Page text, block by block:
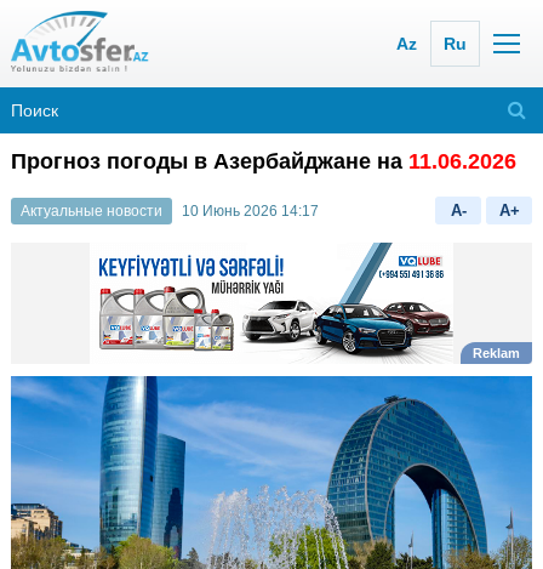
Az Ru
Прогноз погоды в Азербайджане на 11.06.2026
Актуальные новости 10 Июнь 2026 14:17 A- A+